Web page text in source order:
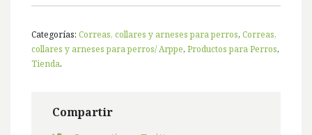
Categorías: Correas, collares y arneses para perros, Correas,
collares y arneses para perros/ Arppe, Productos para Perros,
Tienda.
Compartir